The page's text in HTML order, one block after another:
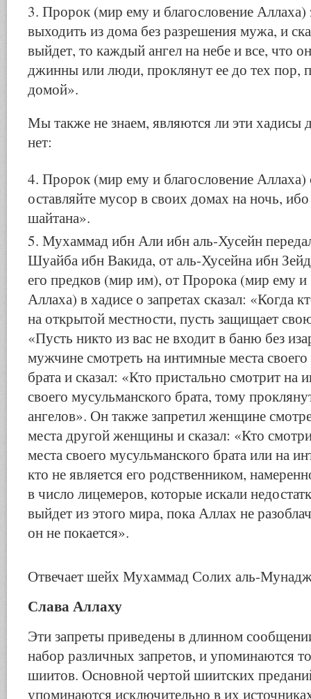
Пророк (мир ему и благословение
выходить из дома без разрешения мужа, и
выйдет, то каждый ангел на небе и все, что
джинны или люди, проклянут ее до тех пор,
домой».
Мы также не знаем, являются ли эти хадисы
нет:
Пророк (мир ему и благословение Аллаха)
оставляйте мусор в своих домах на ночь,
шайтана».
Мухаммад ибн Али ибн аль-Хусейн
Шуайба ибн Вакида, от аль-Хусейна ибн
его предков (мир им), от Пророка (мир ему и
Аллаха) в хадисе о запретах сказал: «Когда
на открытой местности, пусть защищает
«Пусть никто из вас не входит в баню без
мужчине смотреть на интимные места
брата и сказал: «Кто пристально смотрит на
своего мусульманского брата, тому
ангелов». Он также запретил женщине
места другой женщины и сказал: «Кто
места своего мусульманского брата или на
кто не является его родственником,
в число лицемеров, которые искали
выйдет из этого мира, пока Аллах не
он не покается».
Отвечает шейх Мухаммад Солих аль-
Слава Аллаху
Эти запреты приведены в длинном
набор различных запретов, и упоминаются
шиитов. Основной чертой шиитских
упоминаются исключительно в их